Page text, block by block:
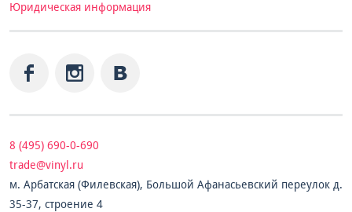
Юридическая информация
8 (495) 690-0-690
trade@vinyl.ru
м. Арбатская (Филевская), Большой Афанасьевский переулок д.
35-37, строение 4